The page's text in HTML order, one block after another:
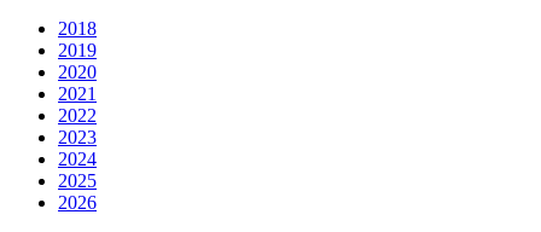
2018
2019
2020
2021
2022
2023
2024
2025
2026